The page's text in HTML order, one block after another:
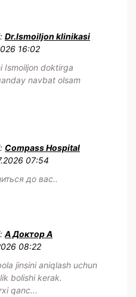
Dr.Ismoiljon klinikasi
16:02
Ismoiljon doktirga
navbat olsam
Compass Hospital
07:54
до вас..
А Доктор А
08:22
jinsini aniqlash uchun
bolishi kerak.
qanc...